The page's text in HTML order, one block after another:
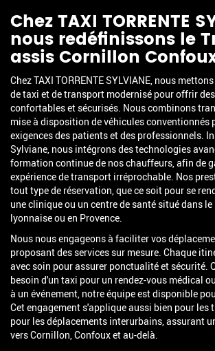
Chez TAXI TORRENTE
nous redéfinissons le
assis Cornillon
Chez TAXI TORRENTE SYLVIANE, nous
de taxi et de transport modernisé pour offrir
confortables et sécurisés. Nous combinons
mise à disposition de véhicules conventionnés
exigences des patients et des professionnels.
Sylviane, nous intégrons des technologies
formation continue de nos chauffeurs, afin de
expérience de transport irréprochable. Nos
tout type de réservation, que ce soit pour se
une clinique ou un centre de santé situé dans le
lyonnaise ou en Provence.
Nous nous engageons à faciliter vos
proposant des services sur mesure. Chaque
avec soin pour assurer ponctualité et sécurité.
besoin d'un taxi pour un rendez-vous médical
à un événement, notre équipe est disponible
Cet engagement s'applique aussi bien pour les
pour les déplacements interurbains, assurant
vers Cornillon, Confoux et au-delà.